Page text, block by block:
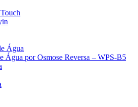
Água
Água por Osmose Reversa – WPS-B5